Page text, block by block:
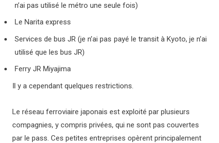
n’ai pas utilisé le métro une seule fois)
Le Narita express
Services de bus JR (je n’ai pas payé le transit à Kyoto, je n’ai
utilisé que les bus JR)
Ferry JR Miyajima
Il y a cependant quelques restrictions.
Le réseau ferroviaire japonais est exploité par plusieurs
compagnies, y compris privées, qui ne sont pas couvertes
par le pass. Ces petites entreprises opèrent principalement